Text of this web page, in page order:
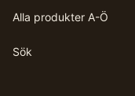
Alla produkter A-Ö
Sök